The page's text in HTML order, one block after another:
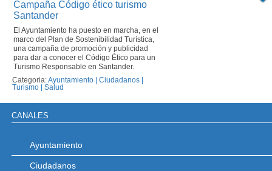
Campaña Código ético turismo
Santander
El Ayuntamiento ha puesto en marcha, en el
marco del Plan de Sostenibilidad Turística,
una campaña de promoción y publicidad
para dar a conocer el Código Ético para un
Turismo Responsable en Santander.
Categoria:Ayuntamiento Ciudadanos
Turismo
Salud
CANALES
Ayuntamiento
Ciudadanos